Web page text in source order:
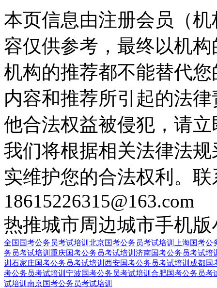
本页信息由注册会员（
容仅供参考，最终以机
机构的推荐都不能替代
内容和推荐所引起的法
他合法权益被侵犯，请
我们将根据相关法律法
实维护您的合法权利。
18615226315@163.com
热推城市周边城市手机版
全国国考公务员考试培训 北京国考公务员考试培训
上海国考
务员考试培训 重庆国考公务员考试培训 济南国考公务员考试培
训 石家庄国考公务员考试培训 西安国考公务员考试培训 成都国
考公务员考试培训 宁波国考公务员考试培训 合肥国考公务员考
试培训 南京国考公务员考试培训